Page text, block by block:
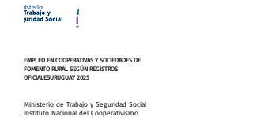
EMPLEO EN COOPERATIVAS Y SOCIEDADES DE
FOMENTO RURAL SEGÚN REGISTROS
OFICIALESURUGUAY 2025
Ministerio de Trabajo y Seguridad Social
Instituto Nacional del Cooperativismo